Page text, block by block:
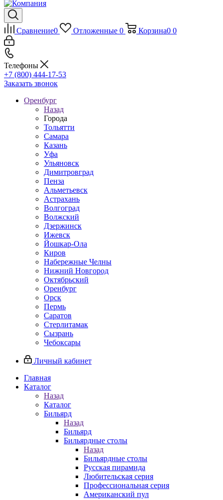
Сравнение0 Отложенные 0 Корзина0 0
Телефоны
+7 (800) 444-17-53
Заказать звонок
Оренбург
Назад
Города
Тольятти
Самара
Казань
Уфа
Ульяновск
Димитровград
Пенза
Альметьевск
Астрахань
Волгоград
Волжский
Дзержинск
Ижевск
Йошкар-Ола
Киров
Набережные Челны
Нижний Новгород
Октябрьский
Оренбург
Орск
Пермь
Саратов
Стерлитамак
Сызрань
Чебоксары
Личный кабинет
Главная
Каталог
Назад
Каталог
Бильярд
Назад
Бильярд
Бильярдные столы
Назад
Бильярдные столы
Русская пирамида
Любительская серия
Профессиональная серия
Американский пул